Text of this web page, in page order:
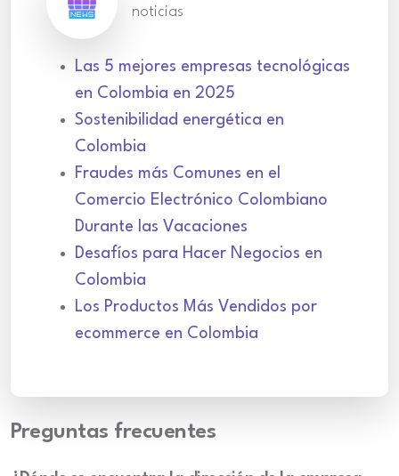
noticias
Las 5 mejores empresas tecnológicas
en Colombia en 2025
Sostenibilidad energética en
Colombia
Fraudes más Comunes en el
Comercio Electrónico Colombiano
Durante las Vacaciones
Desafíos para Hacer Negocios en
Colombia
Los Productos Más Vendidos por
ecommerce en Colombia
Preguntas frecuentes